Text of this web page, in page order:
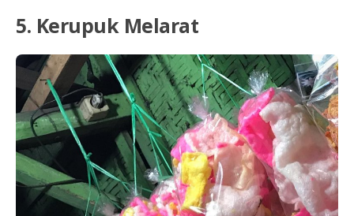
5. Kerupuk Melarat